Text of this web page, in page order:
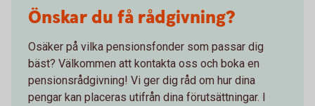
Önskar du få rådgivning?
Osäker på vilka pensionsfonder som passar dig
bäst? Välkommen att kontakta oss och boka en
pensionsrådgivning! Vi ger dig råd om hur dina
pengar kan placeras utifrån dina förutsättningar. I